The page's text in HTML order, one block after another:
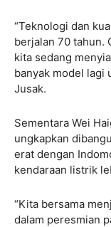
“Teknologi dan
berjalan 70 tahun.
kita sedang
banyak model lagi
Jusak.
Sementara Wei
ungkapkan
erat dengan
kendaraan listrik
“Kita bersama
dalam peresmian